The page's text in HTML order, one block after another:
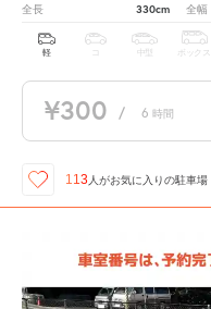
全長 330cm 全幅
軽 中型 ボックス
¥300 / 6 時間
113人がお気に入りの駐車場